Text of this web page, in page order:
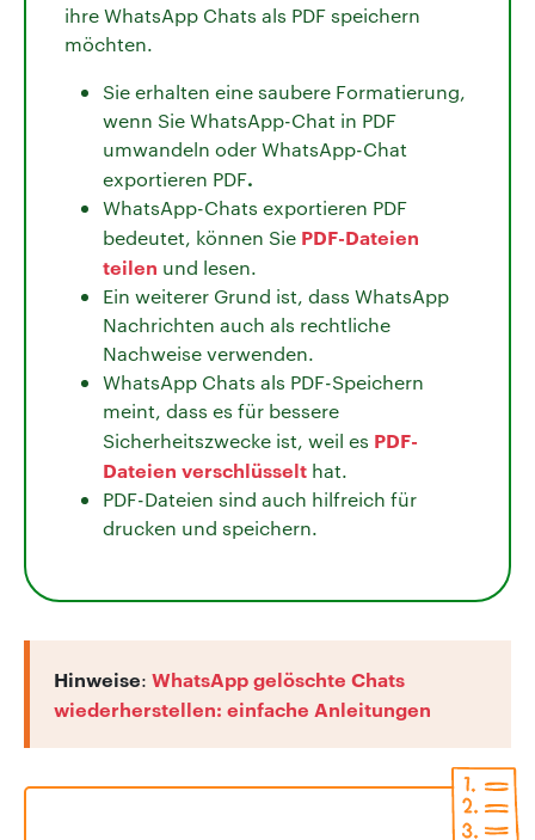
ihre WhatsApp Chats als PDF speichern
möchten.
Sie erhalten eine saubere Formatierung,
wenn Sie WhatsApp-Chat in PDF
umwandeln oder WhatsApp-Chat
exportieren PDF.
WhatsApp-Chats exportieren PDF
bedeutet, können Sie PDF-Dateien
teilen und lesen.
Ein weiterer Grund ist, dass WhatsApp
Nachrichten auch als rechtliche
Nachweise verwenden.
WhatsApp Chats als PDF-Speichern
meint, dass es für bessere
Sicherheitszwecke ist, weil es PDF-
Dateien verschlüsselt hat.
PDF-Dateien sind auch hilfreich für
drucken und speichern.
Hinweise: WhatsApp gelöschte Chats
wiederherstellen: einfache Anleitungen